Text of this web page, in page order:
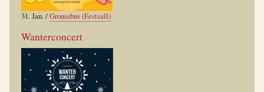
31. Jan./Groussbus (Festsall)
Wanterconcert